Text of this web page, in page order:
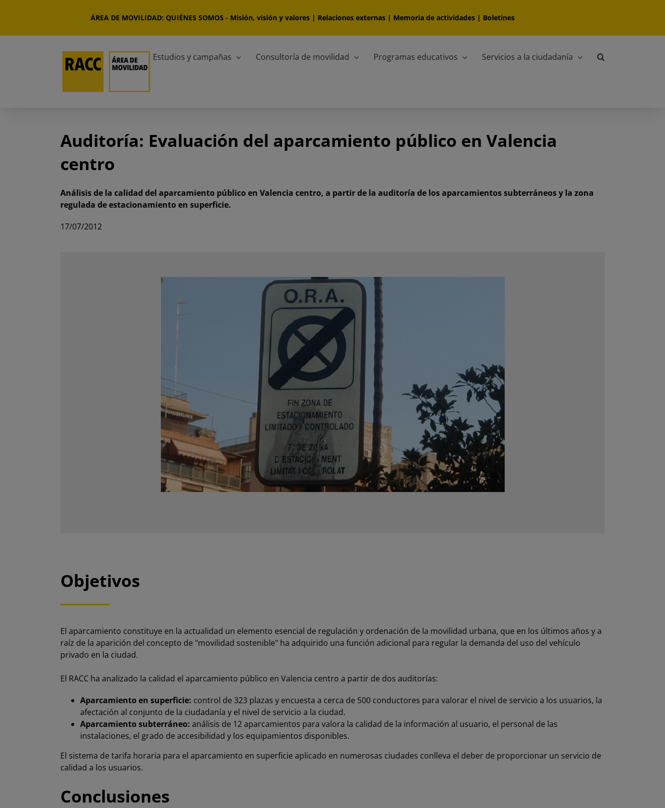
ÁREA DE MOVILIDAD: QUIÉNES SOMOS - Misión, visión y valores| Relaciones externas| Memoria de actividades| Boletines
Estudios y campañas Consultoría de movilidad Programas educativos Servicios a la ciudadanía
Auditoría: Evaluación del aparcamiento público en Valencia
centro
Análisis de la calidad del aparcamiento público en Valencia centro, a partir de la auditoría de los aparcamientos subterráneos y la zona
regulada de estacionamiento en superficie.
17/07/2012
Objetivos
El aparcamiento constituye en la actualidad un elemento esencial de regulación y ordenación de la movilidad urbana, que en los últimos años y a
raíz de la aparición del concepto de "movilidad sostenible" ha adquirido una función adicional para regular la demanda del uso del vehículo
privado en la ciudad.
El RACC ha analizado la calidad el aparcamiento público en Valencia centro a partir de dos auditorías:
Aparcamiento en superficie: control de 323 plazas y encuesta a cerca de 500 conductores para valorar el nivel de servicio a los usuarios, la
afectación al conjunto de la ciudadanía y el nivel de servicio a la ciudad.
Aparcamiento subterráneo: análisis de 12 aparcamientos para valora la calidad de la información al usuario, el personal de las
instalaciones, el grado de accesibilidad y los equipamientos disponibles.
El sistema de tarifa horaria para el aparcamiento en superficie aplicado en numerosas ciudades conlleva el deber de proporcionar un servicio de
calidad a los usuarios.
Conclusiones